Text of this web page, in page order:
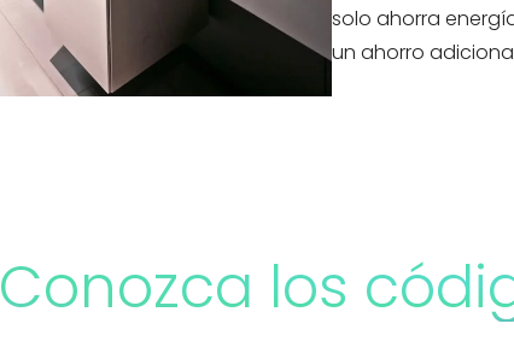
solo ahorra
un ahorro
Conozca los